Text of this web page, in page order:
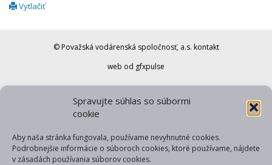
Spravujte súhlas so súbormi
cookie
Aby naša stránka fungovala, používame nevyhnutné cookies.
Podrobnejšie informácie o súboroch cookies, ktoré používame, nájdete
v zásadách používania súborov cookies.
Vytlačiť
© Považská vodárenská spoločnosť, a.s. kontakt
web od gfxpulse